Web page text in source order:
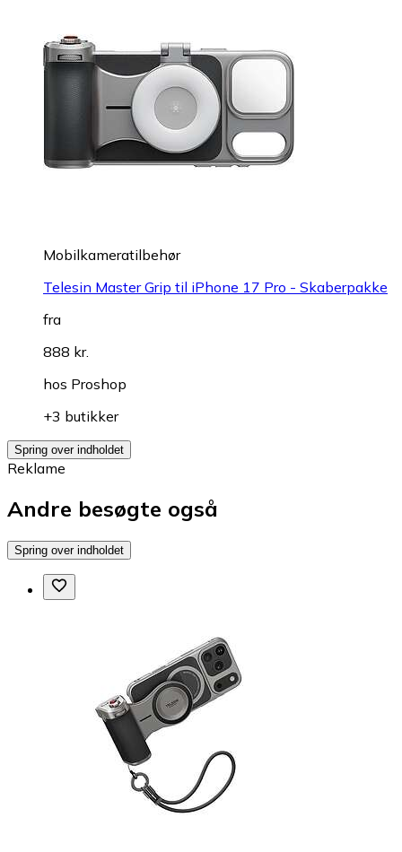
Mobilkameratilbehør
Telesin Master Grip til iPhone 17 Pro - Skaberpakke
fra
888 kr.
hos Proshop
+3 butikker
Spring over indholdet
Reklame
Andre besøgte også
Spring over indholdet